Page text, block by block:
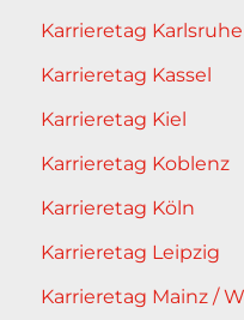
Karrieretag Karlsruhe
Karrieretag Kassel
Karrieretag Kiel
Karrieretag Koblenz
Karrieretag Köln
Karrieretag Leipzig
Karrieretag Mainz /